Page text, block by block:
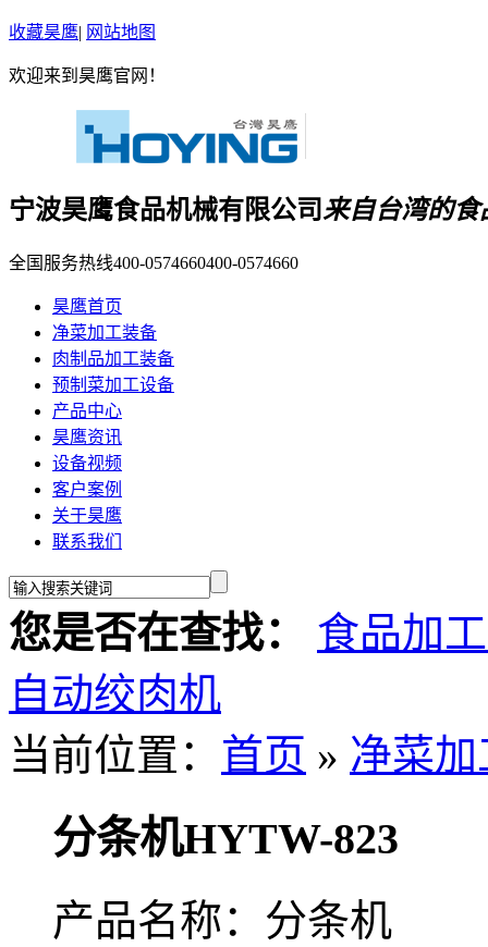
收藏昊鹰| 网站地图
欢迎来到昊鹰官网！
宁波昊鹰食品机械有限公司来自台湾的食
全国服务热线400-0574660400-0574660
昊鹰首页
净菜加工装备
肉制品加工装备
预制菜加工设备
产品中心
昊鹰资讯
设备视频
客户案例
关于昊鹰
联系我们
您是否在查找：
食品加
自动绞肉机
当前位置： 首页 » 净菜
分条机HYTW-823
产品名称：分条机